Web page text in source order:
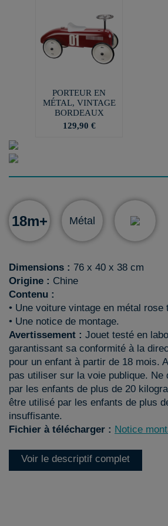
PORTEUR EN
MÉTAL, VINTAGE
BORDEAUX
129,90 €
18m+ Métal
Dimensions : 76 x 40 x 38 cm
Origine : Chine
Contenu :
• Une voiture vintage en métal rose
• Une notice de montage.
Avertissement : Jouet testé en
garantissant sa conformité à la
pour un enfant à partir de 18 mois.
pas utiliser sur la voie publique. Ne
par les enfants de plus de 20
être utilisé par les enfants de plus
insuffisante.
Fichier à télécharger : Notice
Voir le descriptif complet